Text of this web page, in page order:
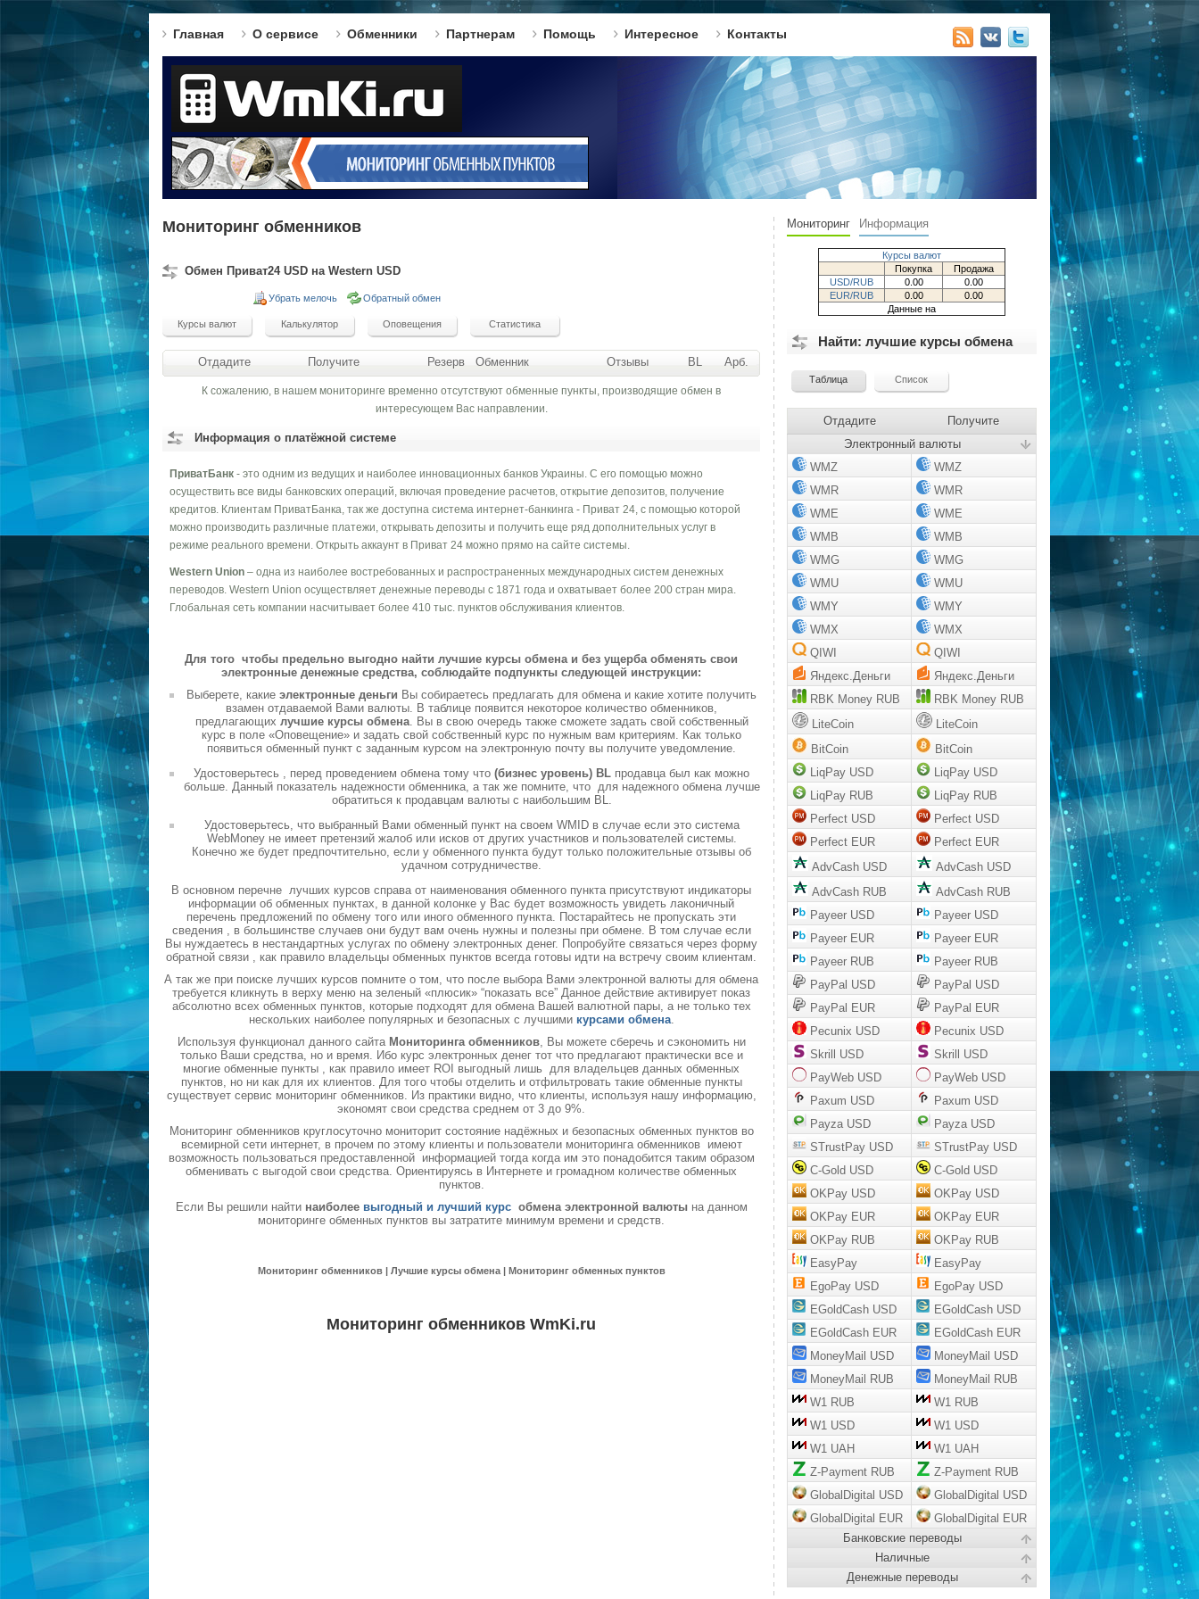
Главная О сервисе Обменники Партнерам Помощь Интересное Контакты
Мониторинг обменников
Обмен Приват24 USD на Western USD
Убрать мелочь Обратный обмен
Отдадите Получите Резерв Обменник Отзывы BL Арб.
К сожалению, в нашем мониторинге временно отсутствуют обменные пункты, производящие обмен в
интересующем Вас направлении.
Информация о платёжной системе
ПриватБанк - это одним из ведущих и наиболее инновационных банков Украины. С его помощью можно
осуществить все виды банковских операций, включая проведение расчетов, открытие депозитов, получение
кредитов. Клиентам ПриватБанка, так же доступна система интернет-банкинга - Приват 24, c помощью которой
можно производить различные платежи, открывать депозиты и получить еще ряд дополнительных услуг в
режиме реального времени. Открыть аккаунт в Приват 24 можно прямо на сайте системы.
Western Union – одна из наиболее востребованных и распространенных международных систем денежных
переводов. Western Union осуществляет денежные переводы с 1871 года и охватывает более 200 стран мира.
Глобальная сеть компании насчитывает более 410 тыс. пунктов обслуживания клиентов.
Для того чтобы предельно выгодно найти лучшие курсы обмена и без ущерба обменять свои
электронные денежные средства, соблюдайте подпункты следующей инструкции:
Выберете, какие электронные деньги Вы собираетесь предлагать для обмена и какие хотите получить
взамен отдаваемой Вами валюты. В таблице появится некоторое количество обменников,
предлагающих лучшие курсы обмена. Вы в свою очередь также сможете задать свой собственный
курс в поле «Оповещение» и задать свой собственный курс по нужным вам критериям. Как только
появиться обменный пункт с заданным курсом на электронную почту вы получите уведомление.
Удостоверьтесь , перед проведением обмена тому что (бизнес уровень) BL продавца был как можно
больше. Данный показатель надежности обменника, а так же помните, что для надежного обмена лучше
обратиться к продавцам валюты с наибольшим BL.
Удостоверьтесь, что выбранный Вами обменный пункт на своем WMID в случае если это система
WebMoney не имеет претензий жалоб или исков от других участников и пользователей системы.
Конечно же будет предпочтительно, если у обменного пункта будут только положительные отзывы об
удачном сотрудничестве.
В основном перечне лучших курсов справа от наименования обменного пункта присутствуют индикаторы
информации об обменных пунктах, в данной колонке у Вас будет возможность увидеть лаконичный
перечень предложений по обмену того или иного обменного пункта. Постарайтесь не пропускать эти
сведения , в большинстве случаев они будут вам очень нужны и полезны при обмене. В том случае если
Вы нуждаетесь в нестандартных услугах по обмену электронных денег. Попробуйте связаться через форму
обратной связи , как правило владельцы обменных пунктов всегда готовы идти на встречу своим клиентам.
А так же при поиске лучших курсов помните о том, что после выбора Вами электронной валюты для обмена
требуется кликнуть в верху меню на зеленый «плюсик» “показать все” Данное действие активирует показ
абсолютно всех обменных пунктов, которые подходят для обмена Вашей валютной пары, а не только тех
нескольких наиболее популярных и безопасных с лучшими курсами обмена.
Используя функционал данного сайта Мониторинга обменников, Вы можете сберечь и сэкономить ни
только Ваши средства, но и время. Ибо курс электронных денег тот что предлагают практически все и
многие обменные пункты , как правило имеет ROI выгодный лишь для владельцев данных обменных
пунктов, но ни как для их клиентов. Для того чтобы отделить и отфильтровать такие обменные пункты
существует сервис мониторинг обменников. Из практики видно, что клиенты, используя нашу информацию,
экономят свои средства среднем от 3 до 9%.
Мониторинг обменников круглосуточно мониторит состояние надёжных и безопасных обменных пунктов во
всемирной сети интернет, в прочем по этому клиенты и пользователи мониторинга обменников имеют
возможность пользоваться предоставленной информацией тогда когда им это понадобится таким образом
обменивать с выгодой свои средства. Ориентируясь в Интернете и громадном количестве обменных
пунктов.
Если Вы решили найти наиболее выгодный и лучший курс обмена электронной валюты на данном
мониторинге обменных пунктов вы затратите минимум времени и средств.
Мониторинг обменников | Лучшие курсы обмена | Мониторинг обменных пунктов
Мониторинг обменников WmKi.ru
Мониторинг Информация
Курсы валют
Покупка
Продажа
USD/RUB
0.00
0.00
EUR/RUB
0.00
0.00
Данные на
Найти: лучшие курсы обмена
Отдадите
Получите
Электронный валюты
WMZ
WMZ
WMR
WMR
WME
WME
WMB
WMB
WMG
WMG
WMU
WMU
WMY
WMY
WMX
WMX
QIWI
QIWI
Яндекс.Деньги
Яндекс.Деньги
RBK Money RUB
RBK Money RUB
LiteCoin
LiteCoin
BitCoin
BitCoin
LiqPay USD
LiqPay USD
LiqPay RUB
LiqPay RUB
Perfect USD
Perfect USD
Perfect EUR
Perfect EUR
AdvCash USD
AdvCash USD
AdvCash RUB
AdvCash RUB
Payeer USD
Payeer USD
Payeer EUR
Payeer EUR
Payeer RUB
Payeer RUB
PayPal USD
PayPal USD
PayPal EUR
PayPal EUR
Pecunix USD
Pecunix USD
Skrill USD
Skrill USD
PayWeb USD
PayWeb USD
Paxum USD
Paxum USD
Payza USD
Payza USD
STrustPay USD
STrustPay USD
C-Gold USD
C-Gold USD
OKPay USD
OKPay USD
OKPay EUR
OKPay EUR
OKPay RUB
OKPay RUB
EasyPay
EasyPay
EgoPay USD
EgoPay USD
EGoldCash USD
EGoldCash USD
EGoldCash EUR
EGoldCash EUR
MoneyMail USD
MoneyMail USD
MoneyMail RUB
MoneyMail RUB
W1 RUB
W1 RUB
W1 USD
W1 USD
W1 UAH
W1 UAH
Z-Payment RUB
Z-Payment RUB
GlobalDigital USD
GlobalDigital USD
GlobalDigital EUR
GlobalDigital EUR
Банковские переводы
Наличные
Денежные переводы